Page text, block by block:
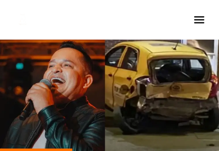
Inicio Real FM
Streaming
En Vivo
Descarga La APP
Programas
Noticias